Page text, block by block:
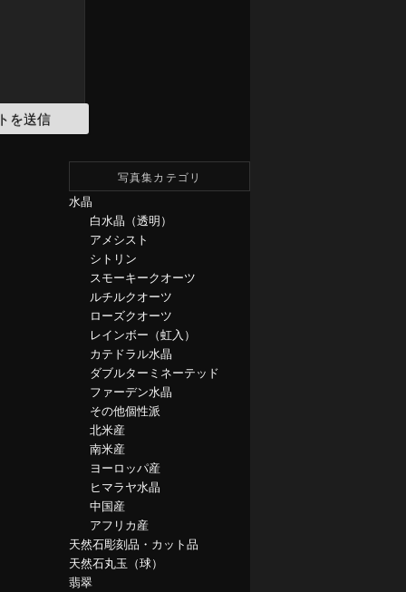
写真集カテゴリ
水晶
白水晶（透明）
アメシスト
シトリン
スモーキークオーツ
ルチルクオーツ
ローズクオーツ
レインボー（虹入）
カテドラル水晶
ダブルターミネーテッド
ファーデン水晶
その他個性派
北米産
南米産
ヨーロッパ産
ヒマラヤ水晶
中国産
アフリカ産
天然石彫刻品・カット品
天然石丸玉（球）
翡翠